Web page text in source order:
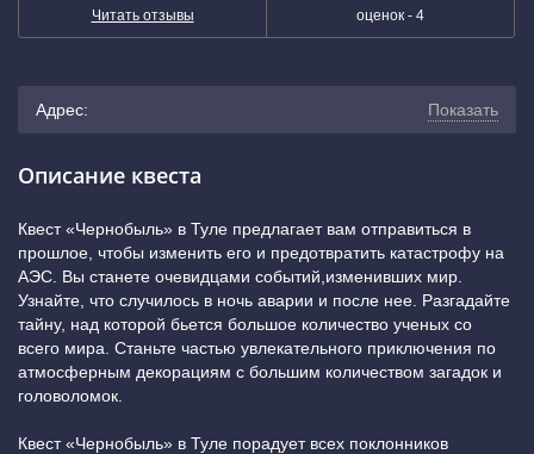
Читать отзывы оценок - 4
Адрес: Показать
Описание квеста
Квест «Чернобыль» в Туле предлагает вам отправиться в
прошлое, чтобы изменить его и предотвратить катастрофу на
АЭС. Вы станете очевидцами событий,изменивших мир.
Узнайте, что случилось в ночь аварии и после нее. Разгадайте
тайну, над которой бьется большое количество ученых со
всего мира. Станьте частью увлекательного приключения по
атмосферным декорациям с большим количеством загадок и
головоломок.
Квест «Чернобыль» в Туле порадует всех поклонников